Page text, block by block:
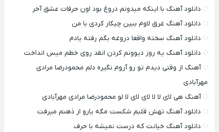
دانلود آهنگ با اینکه میدونم دروغ بود اون حرفات عشق آخر
دانلود آهنگ غرق لاوم ببین چیکار کردی با من
دانلود آهنگ سخته واقعا دروغه بگم رفته یادم
دانلود آهنگ یه روز دیوونم کردن انقد روی خطم میس انداخت
آهنگ از وقتی دیدم تو رو آروم نگیره دلم محمودرضا مرادی
مهرآبادی
آهنگ هی لای لا لا لای لای لا لو محمودرضا مرادی مهرآبادی
دانلود آهنگ تهش قلبم شکست مگه یارو از ذهنم میرفت
دانلود آهنگ خیانت که درست نمیشه با حرف